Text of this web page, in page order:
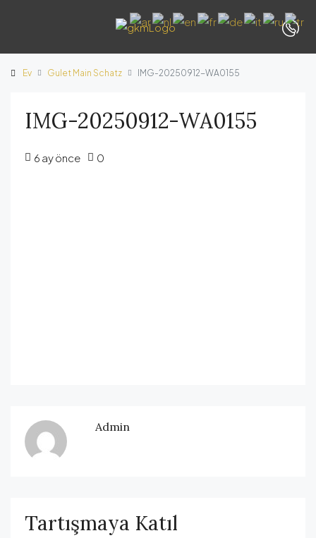
Ev Gulet Main Schatz IMG-20250912-WA0155
IMG-20250912-WA0155
6 ay önce 0
Admin
Tartışmaya Katıl